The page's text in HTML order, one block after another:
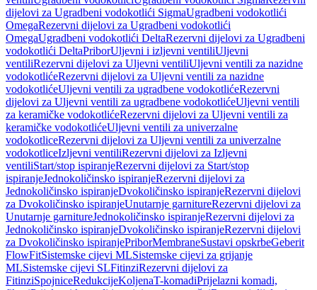
dijelovi za Ugradbeni vodokotlići SigmaUgradbeni vodokotlići
OmegaRezervni dijelovi za Ugradbeni vodokotlići
OmegaUgradbeni vodokotlići DeltaRezervni dijelovi za Ugradbeni
vodokotlići DeltaPriborUljevni i izljevni ventiliUljevni
ventiliRezervni dijelovi za Uljevni ventiliUljevni ventili za nazidne
vodokotlićeRezervni dijelovi za Uljevni ventili za nazidne
vodokotlićeUljevni ventili za ugradbene vodokotlićeRezervni
dijelovi za Uljevni ventili za ugradbene vodokotlićeUljevni ventili
za keramičke vodokotlićeRezervni dijelovi za Uljevni ventili za
keramičke vodokotlićeUljevni ventili za univerzalne
vodokotliceRezervni dijelovi za Uljevni ventili za univerzalne
vodokotliceIzljevni ventiliRezervni dijelovi za Izljevni
ventiliStart/stop ispiranjeRezervni dijelovi za Start/stop
ispiranjeJednokoličinsko ispiranjeRezervni dijelovi za
Jednokoličinsko ispiranjeDvokoličinsko ispiranjeRezervni dijelovi
za Dvokoličinsko ispiranjeUnutarnje garnitureRezervni dijelovi za
Unutarnje garnitureJednokoličinsko ispiranjeRezervni dijelovi za
Jednokoličinsko ispiranjeDvokoličinsko ispiranjeRezervni dijelovi
za Dvokoličinsko ispiranjePriborMembraneSustavi opskrbeGeberit
FlowFitSistemske cijevi MLSistemske cijevi za grijanje
MLSistemske cijevi SLFitinziRezervni dijelovi za
FitinziSpojniceRedukcijeKoljenaT-komadiPrijelazni komadi,